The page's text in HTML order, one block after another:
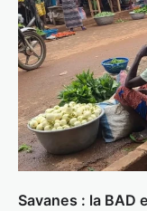
Savanes : la BAD